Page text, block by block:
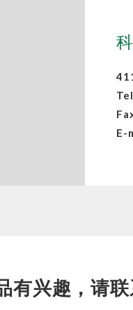
Tel.
E-
兴趣，请联